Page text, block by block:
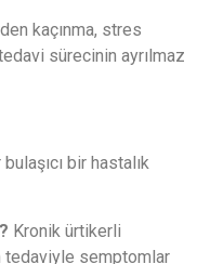
kaçınma, stres
sürecinin ayrılmaz
bulaşıcı bir hastalık
Kronik ürtikerli
tedaviyle semptomlar